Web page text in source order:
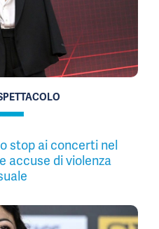
stop ai concerti nel
accuse di violenza